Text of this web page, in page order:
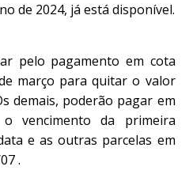
de 2024, já está disponível.
pelo pagamento em cota
março para quitar o valor
demais, poderão pagar em
vencimento da primeira
e as outras parcelas em
.